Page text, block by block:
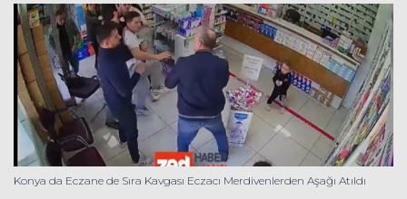
Konya da Eczane de Sıra Kavgası Eczacı Merdivenlerden Aşağı Atıldı